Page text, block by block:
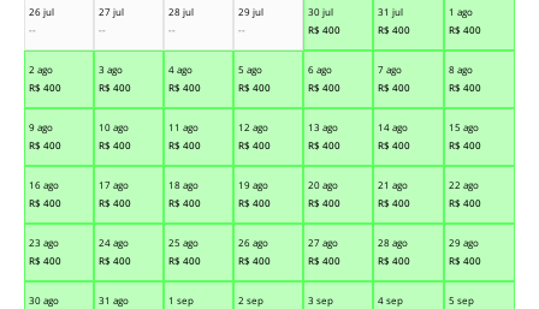
26 jul
--
27 jul
--
28 jul
--
29 jul
--
30 jul
R$ 400
31 jul
R$ 400
1 ago
R$ 400
2 ago
R$ 400
3 ago
R$ 400
4 ago
R$ 400
5 ago
R$ 400
6 ago
R$ 400
7 ago
R$ 400
8 ago
R$ 400
9 ago
R$ 400
10 ago
R$ 400
11 ago
R$ 400
12 ago
R$ 400
13 ago
R$ 400
14 ago
R$ 400
15 ago
R$ 400
16 ago
R$ 400
17 ago
R$ 400
18 ago
R$ 400
19 ago
R$ 400
20 ago
R$ 400
21 ago
R$ 400
22 ago
R$ 400
23 ago
R$ 400
24 ago
R$ 400
25 ago
R$ 400
26 ago
R$ 400
27 ago
R$ 400
28 ago
R$ 400
29 ago
R$ 400
30 ago
31 ago
1 sep
2 sep
3 sep
4 sep
5 sep